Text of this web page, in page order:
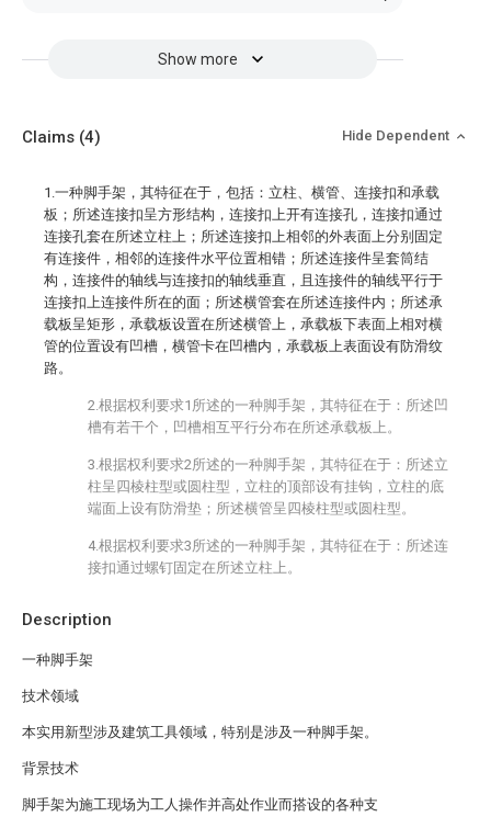
Show more
Description
一种脚手架
技术领域
本实用新型涉及建筑工具领域，特别是涉及一种脚手架。
背景技术
脚手架为施工现场为工人操作并高处作业而搭设的各种支
Claims (4) Hide Dependent
1.一种脚手架，其特征在于，包括：立柱、横管、连接扣和承载
板；所述连接扣呈方形结构，连接扣上开有连接孔，连接扣通过
连接孔套在所述立柱上；所述连接扣上相邻的外表面上分别固定
有连接件，相邻的连接件水平位置相错；所述连接件呈套筒结
构，连接件的轴线与连接扣的轴线垂直，且连接件的轴线平行于
连接扣上连接件所在的面；所述横管套在所述连接件内；所述承
载板呈矩形，承载板设置在所述横管上，承载板下表面上相对横
管的位置设有凹槽，横管卡在凹槽内，承载板上表面设有防滑纹
路。
2.根据权利要求1所述的一种脚手架，其特征在于：所述凹
槽有若干个，凹槽相互平行分布在所述承载板上。
3.根据权利要求2所述的一种脚手架，其特征在于：所述立
柱呈四棱柱型或圆柱型，立柱的顶部设有挂钩，立柱的底
端面上设有防滑垫；所述横管呈四棱柱型或圆柱型。
4.根据权利要求3所述的一种脚手架，其特征在于：所述连
接扣通过螺钉固定在所述立柱上。